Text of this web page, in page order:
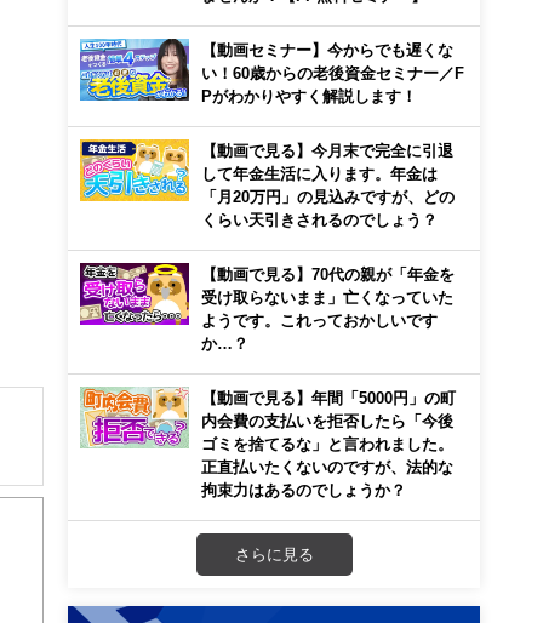
き
【動画セミナー】今からでも遅くな
い！60歳からの老後資金セミナー／F
Pがわかりやすく解説します！
【動画で見る】今月末で完全に引退
して年金生活に入ります。年金は
「月20万円」の見込みですが、どの
くらい天引きされるのでしょう？
【動画で見る】70代の親が「年金を
受け取らないまま」亡くなっていた
ようです。これっておかしいです
か…？
【動画で見る】年間「5000円」の町
内会費の支払いを拒否したら「今後
ゴミを捨てるな」と言われました。
正直払いたくないのですが、法的な
拘束力はあるのでしょうか？
さらに見る